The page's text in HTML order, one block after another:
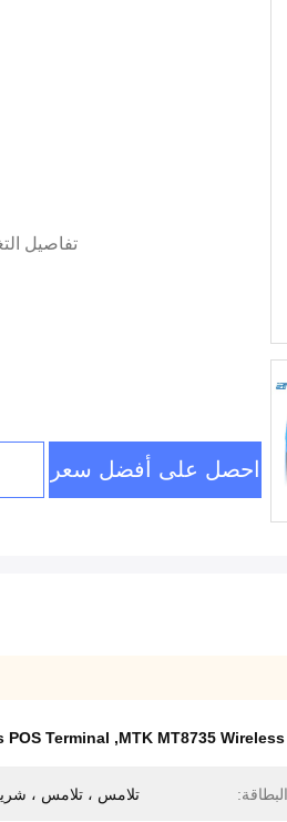
تفاصيل
احصل على أفضل سعر
MTK MT8735
,
POS Terminal
تلامس ، تلامس ،